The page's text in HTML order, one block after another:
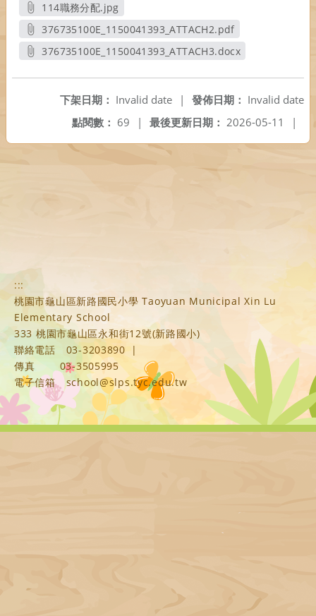
114職務分配.jpg
另開新視窗
376735100E_1150041393_ATTACH2.pdf
另開新視窗
376735100E_1150041393_ATTACH3.docx
發佈日期： Invalid date
下架日期： Invalid date
|
最後更新日期： 2026-05-11 |
點閱數： 69 |
:::
桃園市龜山區新路國民小學 Taoyuan Municipal Xin Lu
Elementary School
333 桃園市龜山區永和街12號(新路國小)
聯絡電話
03-3203890
|
傳真
03-3505995
電子信箱
school@slps.tyc.edu.tw